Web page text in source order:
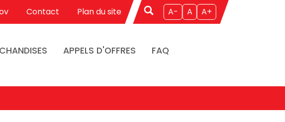
A- A A+
Contact Plan du site
APPELS D'OFFRES FAQ